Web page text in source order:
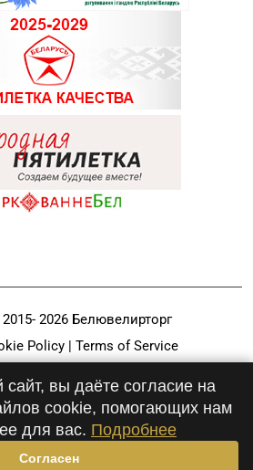
2026 Белювелирторг
Policy | Terms of Service
вы даёте согласие на
cookie, помогающих нам
для вас. Подробнее
Согласен